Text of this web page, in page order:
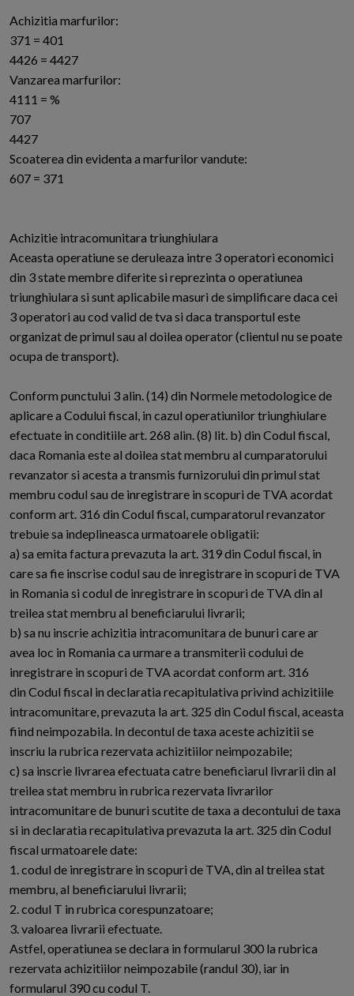
Achizitia marfurilor:
371 = 401
4426 = 4427
Vanzarea marfurilor:
4111 = %
707
4427
Scoaterea din evidenta a marfurilor vandute:
607 = 371
Achizitie intracomunitara triunghiulara
Aceasta operatiune se deruleaza intre 3 operatori economici
din 3 state membre diferite si reprezinta o operatiunea
triunghiulara si sunt aplicabile masuri de simplificare daca cei
3 operatori au cod valid de tva si daca transportul este
organizat de primul sau al doilea operator (clientul nu se poate
ocupa de transport).
Conform punctului 3 alin. (14) din Normele metodologice de
aplicare a Codului fiscal, in cazul operatiunilor triunghiulare
efectuate in conditiile art. 268 alin. (8) lit. b) din Codul fiscal,
daca Romania este al doilea stat membru al cumparatorului
revanzator si acesta a transmis furnizorului din primul stat
membru codul sau de inregistrare in scopuri de TVA acordat
conform art. 316 din Codul fiscal, cumparatorul revanzator
trebuie sa indeplineasca urmatoarele obligatii:
a) sa emita factura prevazuta la art. 319 din Codul fiscal, in
care sa fie inscrise codul sau de inregistrare in scopuri de TVA
in Romania si codul de inregistrare in scopuri de TVA din al
treilea stat membru al beneficiarului livrarii;
b) sa nu inscrie achizitia intracomunitara de bunuri care ar
avea loc in Romania ca urmare a transmiterii codului de
inregistrare in scopuri de TVA acordat conform art. 316
din Codul fiscal in declaratia recapitulativa privind achizitiile
intracomunitare, prevazuta la art. 325 din Codul fiscal, aceasta
fiind neimpozabila. In decontul de taxa aceste achizitii se
inscriu la rubrica rezervata achizitiilor neimpozabile;
c) sa inscrie livrarea efectuata catre beneficiarul livrarii din al
treilea stat membru in rubrica rezervata livrarilor
intracomunitare de bunuri scutite de taxa a decontului de taxa
si in declaratia recapitulativa prevazuta la art. 325 din Codul
fiscal urmatoarele date:
1. codul de inregistrare in scopuri de TVA, din al treilea stat
membru, al beneficiarului livrarii;
2. codul T in rubrica corespunzatoare;
3. valoarea livrarii efectuate.
Astfel, operatiunea se declara in formularul 300 la rubrica
rezervata achizitiilor neimpozabile (randul 30), iar in
formularul 390 cu codul T.